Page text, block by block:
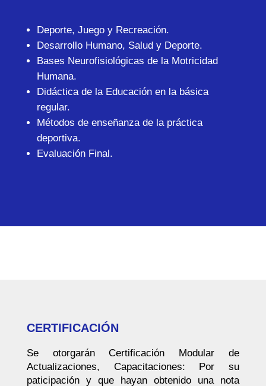
Deporte, Juego y Recreación.
Desarrollo Humano, Salud y Deporte.
Bases Neurofisiológicas de la Motricidad
Humana.
Didáctica de la Educación en la básica
regular.
Métodos de enseñanza de la práctica
deportiva.
Evaluación Final.
CERTIFICACIÓN
Se otorgarán Certificación Modular de
Actualizaciones, Capacitaciones: Por su
paticipación y que hayan obtenido una nota